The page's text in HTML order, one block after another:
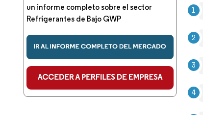
un informe completo sobre el sector
Refrigerantes de Bajo GWP